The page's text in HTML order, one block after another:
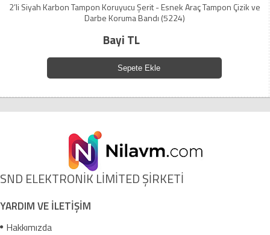
2’li Siyah Karbon Tampon Koruyucu Şerit - Esnek Araç Tampon Çizik ve
Darbe Koruma Bandı (5224)
Bayi TL
Sepete Ekle
SND ELEKTRONİK LİMİTED ŞİRKETİ
YARDIM VE İLETİŞİM
Hakkımızda